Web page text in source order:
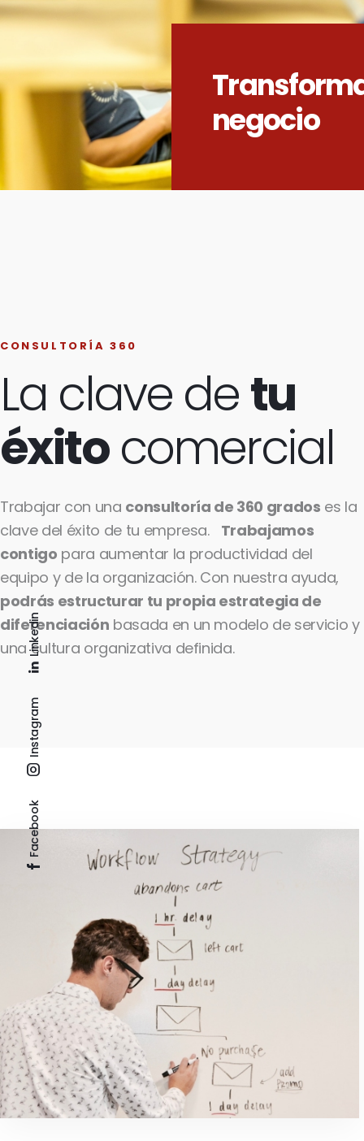
negocio
CONSULTORÍA 360
La clave detu
éxitocomercial
Trabajar con una consultoría de 360 grados es la
clave del éxito de tu empresa.
Trabajamos
contigo para aumentar la productividad del
equipo y de la organización. Con nuestra ayuda,
podrás estructurar tu propia estrategia de
diferenciación basada en un modelo de servicio y
una cultura organizativa definida.
Facebook
Instagram
Linkedin